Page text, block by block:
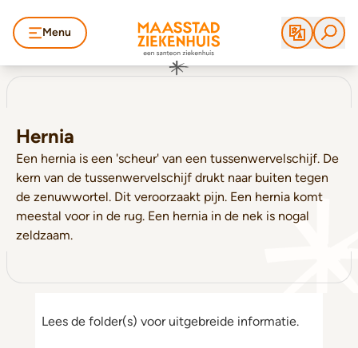
Menu
Hernia
Een hernia is een 'scheur' van een tussenwervelschijf. De
kern van de tussenwervelschijf drukt naar buiten tegen
de zenuwwortel. Dit veroorzaakt pijn. Een hernia komt
meestal voor in de rug. Een hernia in de nek is nogal
zeldzaam.
Lees de folder(s) voor uitgebreide informatie.